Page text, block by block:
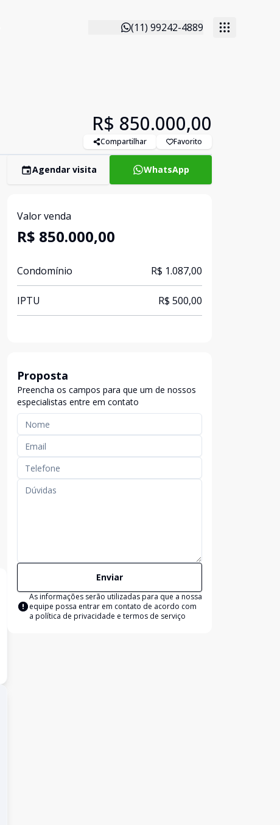
(11) 99242-4889
R$ 850.000,00
Compartilhar Favorito
Agendar visita WhatsApp
Valor venda
R$ 850.000,00
Condomínio R$ 1.087,00
IPTU R$ 500,00
Proposta
Preencha os campos para que um de nossos
especialistas entre em contato
Enviar
As informações serão utilizadas para que a nossa
equipe possa entrar em contato de acordo com
a política de privacidade e termos de serviço